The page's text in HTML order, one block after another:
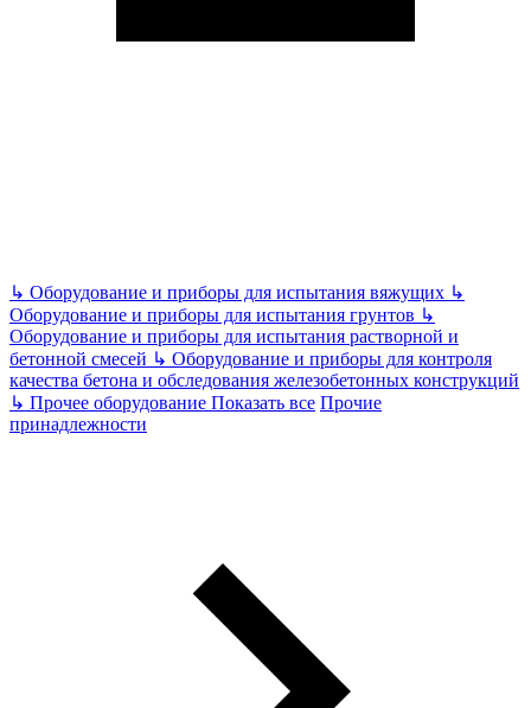
↳ Оборудование и приборы для испытания вяжущих ↳
Оборудование и приборы для испытания грунтов ↳
Оборудование и приборы для испытания растворной и
бетонной смесей ↳ Оборудование и приборы для контроля
качества бетона и обследования железобетонных конструкций
↳ Прочее оборудование Показать все Прочие
принадлежности